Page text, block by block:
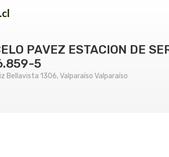
PAVEZ ESTACION DE
5
Bellavista 1306, Valparaíso Valparaíso